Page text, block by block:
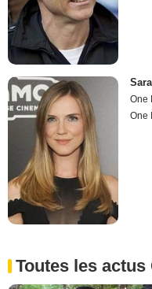
One
One
Toutes les